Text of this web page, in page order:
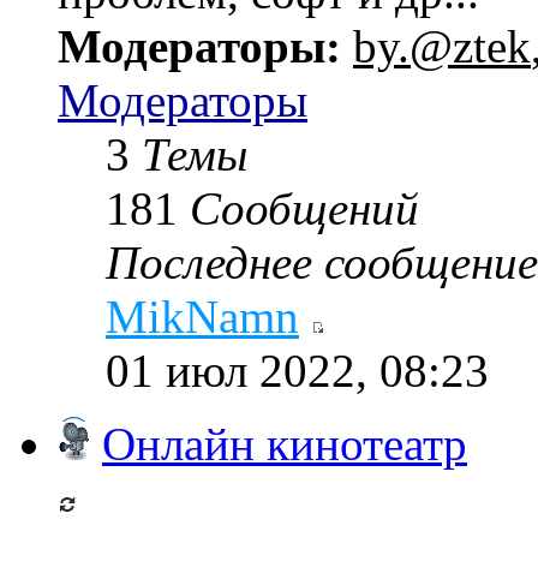
Модераторы: by.@ztek
Модераторы
3 Темы
181 Сообщений
Последнее сообщение
MikNamn
01 июл 2022, 08:23
Онлайн кинотеатр